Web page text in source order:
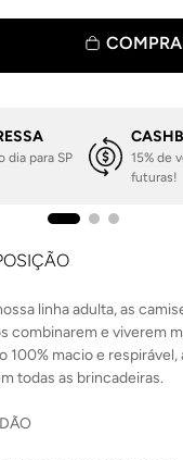
dia para SP
15% de
futuras!
linha adulta, as
combinarem e viverem
100% macio e respirável,
todas as brincadeiras.